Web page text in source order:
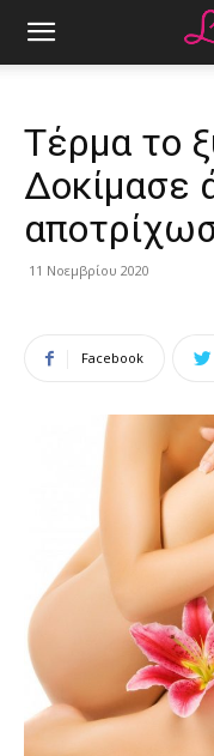
Τέρμα το
Δοκίμασε
11 Νοεμβρίου 2020
Facebook